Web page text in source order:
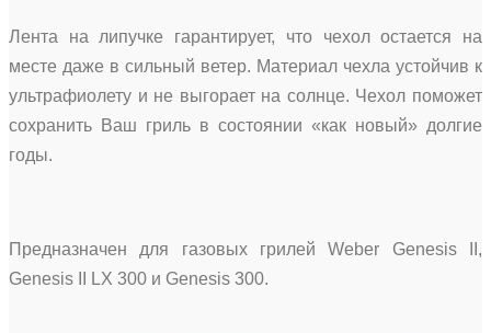
Лента на липучке гарантирует, что чехол остается на
месте даже в сильный ветер. Материал чехла устойчив к
ультрафиолету и не выгорает на солнце. Чехол поможет
сохранить Ваш гриль в состоянии «как новый» долгие
годы.
Предназначен для газовых грилей Weber Genesis II,
Genesis II LX 300 и Genesis 300.